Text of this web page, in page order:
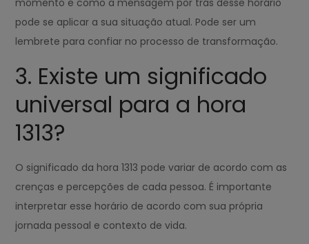
momento e como a mensagem por trás desse horário
pode se aplicar a sua situação atual. Pode ser um
lembrete para confiar no processo de transformação.
3. Existe um significado
universal para a hora
1313?
O significado da hora 1313 pode variar de acordo com as
crenças e percepções de cada pessoa. É importante
interpretar esse horário de acordo com sua própria
jornada pessoal e contexto de vida.